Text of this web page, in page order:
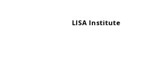
LISA Institute